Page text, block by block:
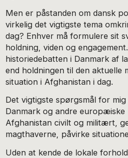
Men er påstanden om dansk
virkelig det vigtigste tema
dag? Enhver må formulere sit
holdning, viden og
historiedebatten i Danmark af
end holdningen til den aktuelle
situation i Afghanistan i dag.
Det vigtigste spørgsmål for
Danmark og andre europæiske
Afghanistan civilt og militært,
magthaverne, påvirke
Uden at kende de lokale